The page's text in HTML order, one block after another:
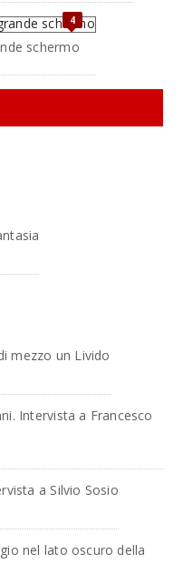
4
schermo
mezzo un Livido
Intervista a Francesco
a Silvio Sosio
nel lato oscuro della